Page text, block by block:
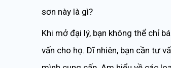
sơn này là gì?
Khi mở đại lý, bạn không thể chỉ
vấn cho họ. Dĩ nhiên, bạn cần tư